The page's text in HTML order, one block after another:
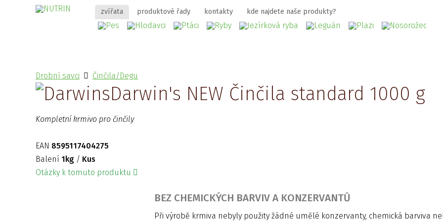
zvířata produktové řady kontakty kde najdete naše produkty?
Drobní savci Činčila/Degu
Darwin's NEW Činčila standard 1000 g
Kompletní krmivo pro činčily
EAN 8595117404275
Balení 1kg / Kus
Otázky k tomuto produktu
BEZ CHEMICKÝCH BARVIV A KONZERVANTŮ
Při výrobě krmiva nebyly použity žádné umělé konzervanty, chemická barviva